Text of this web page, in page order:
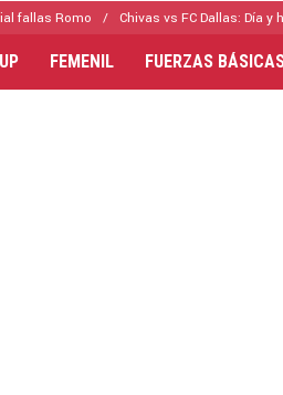
fallas Romo Chivas vs FC Dallas: Día y
FEMENIL FUERZAS